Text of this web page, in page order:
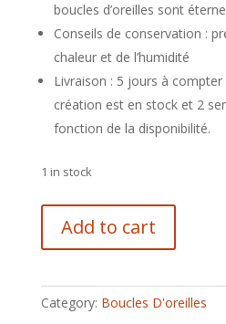
boucles d’oreilles sont
Conseils de conservation :
chaleur et de l’humidité
Livraison : 5 jours à
création est en stock et 2
fonction de la disponibilité.
1 in stock
d'oreilles
Orchidée
quantity
Add to cart
Category: Boucles D'oreilles